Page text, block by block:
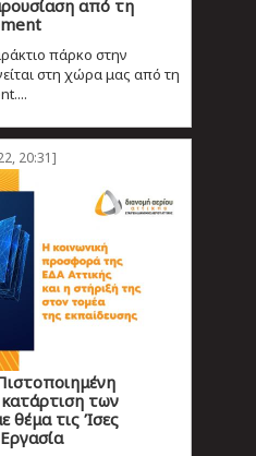
από τη
πάρκο στην
στη χώρα μας από τη
20:31]
των
θέμα τις Ίσες